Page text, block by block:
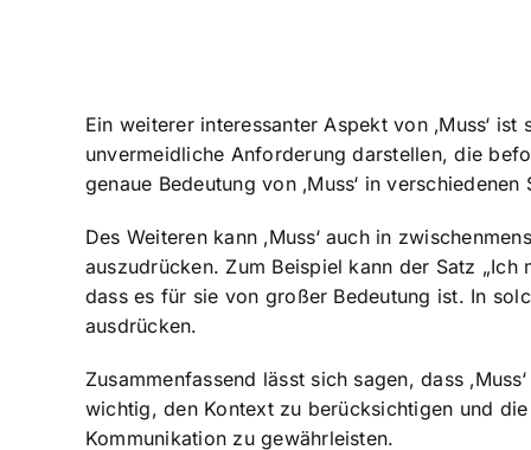
Ein weiterer interessanter Aspekt von ‚Muss‘
unvermeidliche Anforderung darstellen, die
genaue Bedeutung von ‚Muss‘ in
Des Weiteren kann ‚Muss‘ auch in
auszudrücken. Zum Beispiel kann der Satz
dass es für sie von großer Bedeutung ist. In
ausdrücken.
Zusammenfassend lässt sich sagen, dass
wichtig, den Kontext zu berücksichtigen und die
Kommunikation zu gewährleisten.